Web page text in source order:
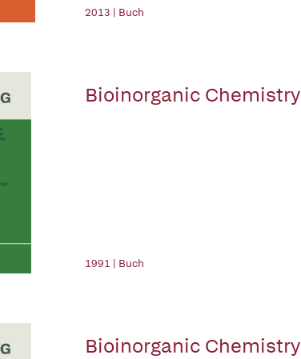
2013 | Buch
Bioinorganic Chemistry
1991 | Buch
Bioinorganic Chemistry